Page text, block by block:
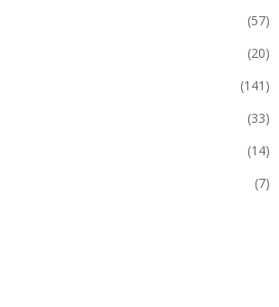
(57)
(20)
(141)
(33)
(14)
(7)